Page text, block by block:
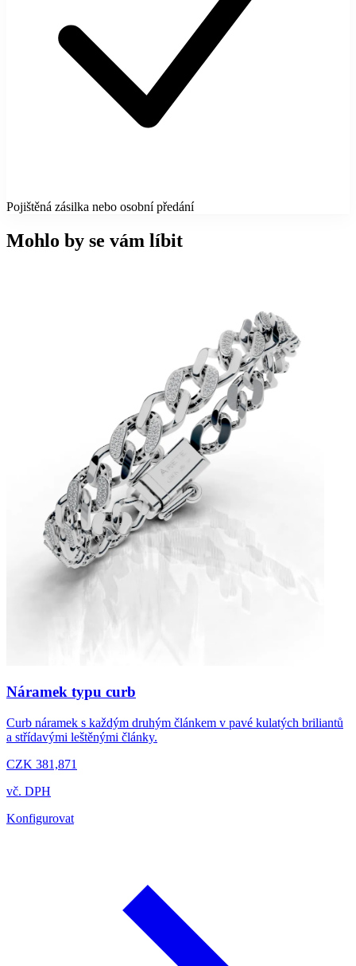
Pojištěná zásilka nebo osobní předání
Mohlo by se vám líbit
Náramek typu curb
Curb náramek s každým druhým článkem v pavé kulatých briliantů
a střídavými leštěnými články.
CZK 381,871
vč. DPH
Konfigurovat